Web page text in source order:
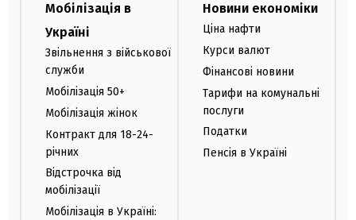
Мобілізація в
Україні
Звільнення з військової
служби
Мобілізація 50+
Мобілізація жінок
Контракт для 18-24-
річних
Відстрочка від
мобілізації
Мобілізація в Україні:
Новини економіки
Ціна нафти
Курси валют
Фінансові новини
Тарифи на комунальні
послуги
Податки
Пенсія в Україні